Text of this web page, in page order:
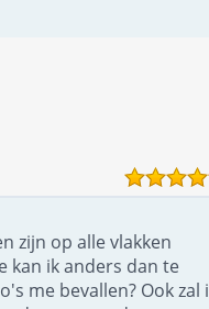
zijn op alle vlakken
kan ik anders dan te
me bevallen? Ook zal